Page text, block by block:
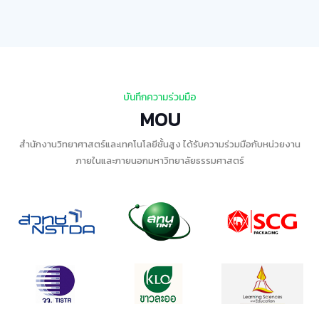
บันทึกความร่วมมือ
MOU
สำนักงานวิทยาศาสตร์และเทคโนโลยีชั้นสูง ได้รับความร่วมมือกับหน่วยงาน
ภายในและภายนอกมหาวิทยาลัยธรรมศาสตร์